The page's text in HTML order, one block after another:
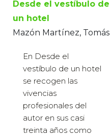
Desde el vestíbulo de
un hotel
Mazón Martínez, Tomás
En Desde el
vestíbulo de un hotel
se recogen las
vivencias
profesionales del
autor en sus casi
treinta años como